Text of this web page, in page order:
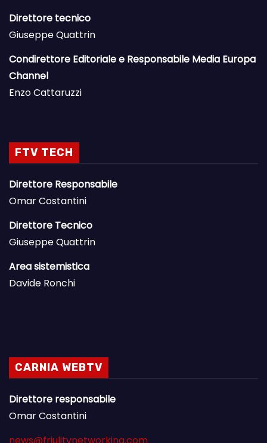
Direttore tecnico
Giuseppe Quattrin
Condirettore Editoriale e Responsabile Media Europa
Channel
Enzo Cattaruzzi
FTV TECH
Direttore Responsabile
Omar Costantini
Direttore Tecnico
Giuseppe Quattrin
Area sistemistica
Davide Ronchi
CARNIA WEBTV
Direttore responsabile
Omar Costantini